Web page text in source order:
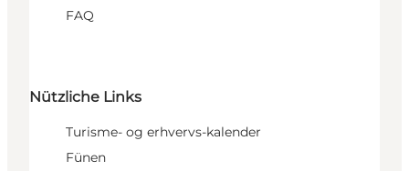
FAQ
Nützliche Links
Turisme- og erhvervs-kalender
Fünen